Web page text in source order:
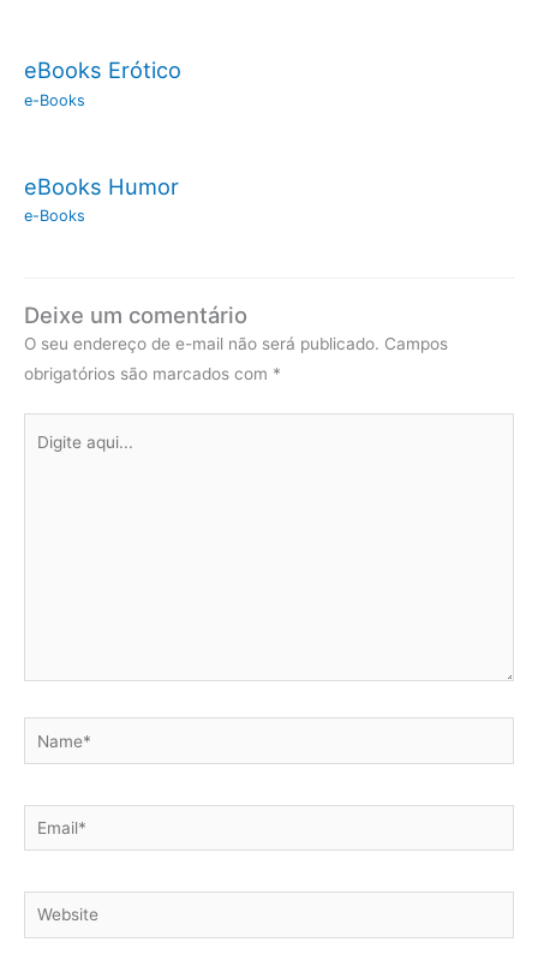
eBooks Erótico
e-Books
eBooks Humor
e-Books
Deixe um comentário
O seu endereço de e-mail não será publicado. Campos
obrigatórios são marcados com *
aqui...
Name*
Email*
Website